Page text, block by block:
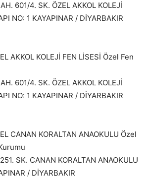
601/4. SK. ÖZEL AKKOL KOLEJİ
NO: 1 KAYAPINAR / DİYARBAKIR
AKKOL KOLEJİ FEN LİSESİ Özel Fen
601/4. SK. ÖZEL AKKOL KOLEJİ
NO: 1 KAYAPINAR / DİYARBAKIR
CANAN KORALTAN ANAOKULU Özel
SK. CANAN KORALTAN ANAOKULU
/ DİYARBAKIR